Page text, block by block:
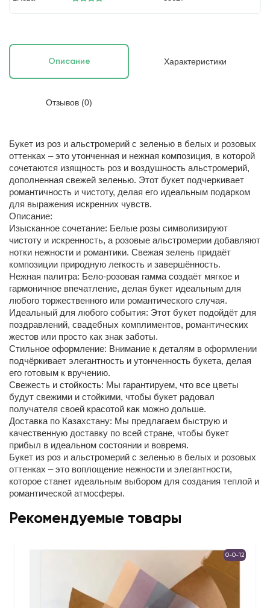
Описание Характеристики
Отзывов (0)
Букет из роз и альстромерий с зеленью в белых и розовых
оттенках – это утонченная и нежная композиция, в которой
сочетаются изящность роз и воздушность альстромерий,
дополненная свежей зеленью. Этот букет подчеркивает
романтичность и чистоту, делая его идеальным подарком
для выражения искренних чувств.
Описание:
Изысканное сочетание: Белые розы символизируют
чистоту и искренность, а розовые альстромерии добавляют
нотки нежности и романтики. Свежая зелень придаёт
композиции природную легкость и завершённость.
Нежная палитра: Бело-розовая гамма создаёт мягкое и
гармоничное впечатление, делая букет идеальным для
любого торжественного или романтического случая.
Идеальный для любого события: Этот букет подойдёт для
поздравлений, свадебных комплиментов, романтических
жестов или просто как знак заботы.
Стильное оформление: Внимание к деталям в оформлении
подчёркивает элегантность и утонченность букета, делая
его готовым к вручению.
Свежесть и стойкость: Мы гарантируем, что все цветы
будут свежими и стойкими, чтобы букет радовал
получателя своей красотой как можно дольше.
Доставка по Казахстану: Мы предлагаем быструю и
качественную доставку по всей стране, чтобы букет
прибыл в идеальном состоянии и вовремя.
Букет из роз и альстромерий с зеленью в белых и розовых
оттенках – это воплощение нежности и элегантности,
которое станет идеальным выбором для создания теплой и
романтической атмосферы.
Рекомендуемые товары
0-0-12